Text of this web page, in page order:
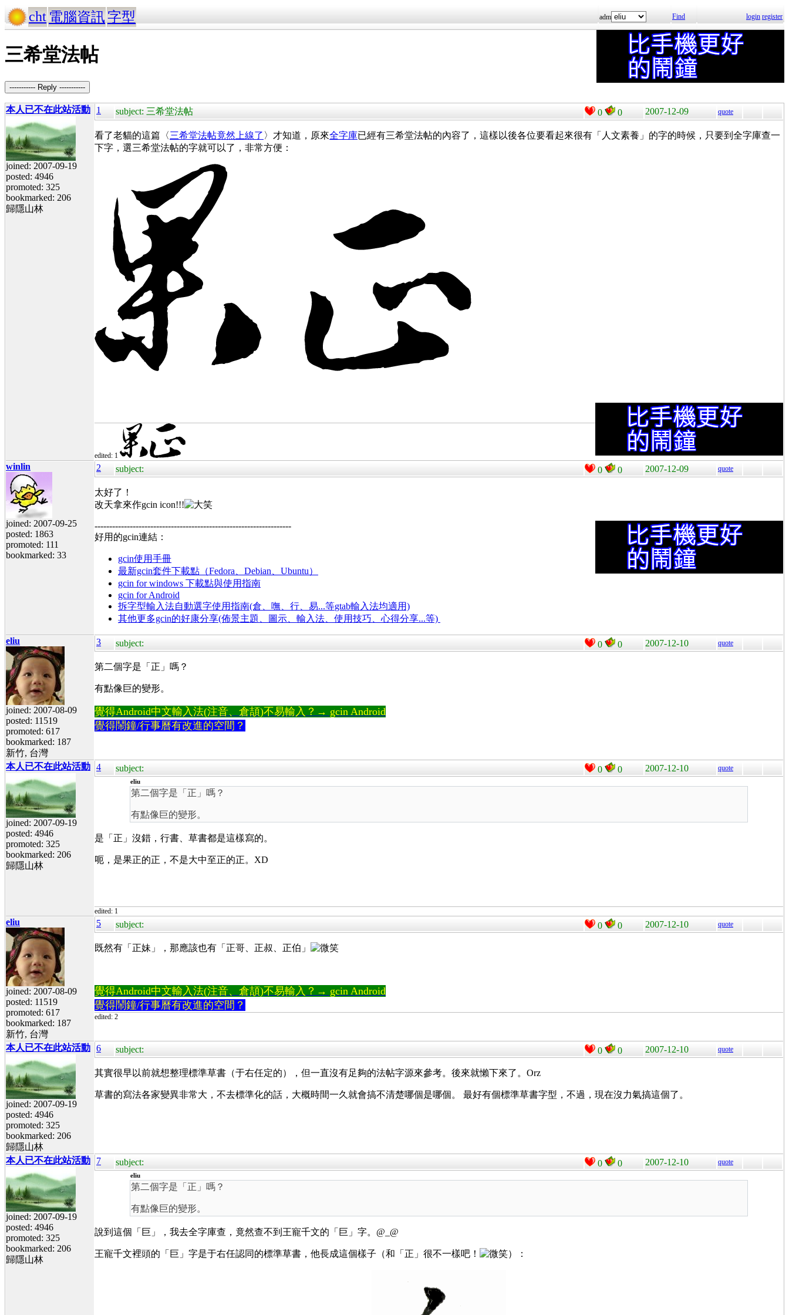
cht 電腦資訊字型 adm Find login register
三希堂法帖
----------- Reply -----------
本人已不在此站活動
joined: 2007-09-19
posted: 4946
promoted: 325
bookmarked: 206
歸隱山林
1 subject: 三希堂法帖 0 0 2007-12-09 quote
看了老貓的這篇〈三希堂法帖竟然上線了 〉才知道，原來全字庫已經有三希堂法帖的內容了，這樣以後各位要看起來很有「人文素養」的字的時候，只要到全字庫查一
下字，選三希堂法帖的字就可以了，非常方便：
edited: 1
winlin
joined: 2007-09-25
posted: 1863
promoted: 111
bookmarked: 33
2 subject: 0 0 2007-12-09 quote
太好了！
改天拿來作gcin icon!!!
-------------------------------------------------------------------
好用的gcin連結：
gcin使用手冊
最新gcin套件下載點（Fedora、Debian、Ubuntu）
gcin for windows 下載點與使用指南
gcin for Android
拆字型輸入法自動選字使用指南(倉、嘸、行、易...等gtab輸入法均適用)
其他更多gcin的好康分享(佈景主題、圖示、輸入法、使用技巧、心得分享...等)
eliu
joined: 2007-08-09
posted: 11519
promoted: 617
bookmarked: 187
新竹, 台灣
3 subject: 0 0 2007-12-10 quote
第二個字是「正」嗎？
有點像巨的變形。
覺得Android中文輸入法(注音、倉頡)不易輸入？→ gcin Android
覺得鬧鐘/行事曆有改進的空間？
本人已不在此站活動
joined: 2007-09-19
posted: 4946
promoted: 325
bookmarked: 206
歸隱山林
4 subject: 0 0 2007-12-10 quote
eliu
第二個字是「正」嗎？
有點像巨的變形。
是「正」沒錯，行書、草書都是這樣寫的。
呃，是果正的正，不是大中至正的正。XD
edited: 1
eliu
joined: 2007-08-09
posted: 11519
promoted: 617
bookmarked: 187
新竹, 台灣
5 subject: 0 0 2007-12-10 quote
既然有「正妹」，那應該也有「正哥、正叔、正伯」
覺得Android中文輸入法(注音、倉頡)不易輸入？→ gcin Android
覺得鬧鐘/行事曆有改進的空間？
edited: 2
本人已不在此站活動
joined: 2007-09-19
posted: 4946
promoted: 325
bookmarked: 206
歸隱山林
6 subject: 0 0 2007-12-10 quote
其實很早以前就想整理標準草書（于右任定的），但一直沒有足夠的法帖字源來參考。後來就懶下來了。Orz
草書的寫法各家變異非常大，不去標準化的話，大概時間一久就會搞不清楚哪個是哪個。 最好有個標準草書字型，不過，現在沒力氣搞這個了。
本人已不在此站活動
joined: 2007-09-19
posted: 4946
promoted: 325
bookmarked: 206
歸隱山林
7 subject: 0 0 2007-12-10 quote
eliu
第二個字是「正」嗎？
有點像巨的變形。
說到這個「巨」，我去全字庫查，竟然查不到王寵千文的「巨」字。@_@
王寵千文裡頭的「巨」字是于右任認同的標準草書，他長成這個樣子（和「正」很不一樣吧！ ）：